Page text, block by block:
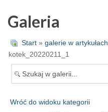
Galeria
Start » galerie w artykułach
kotek_20220211_1
Wróć do widoku kategorii